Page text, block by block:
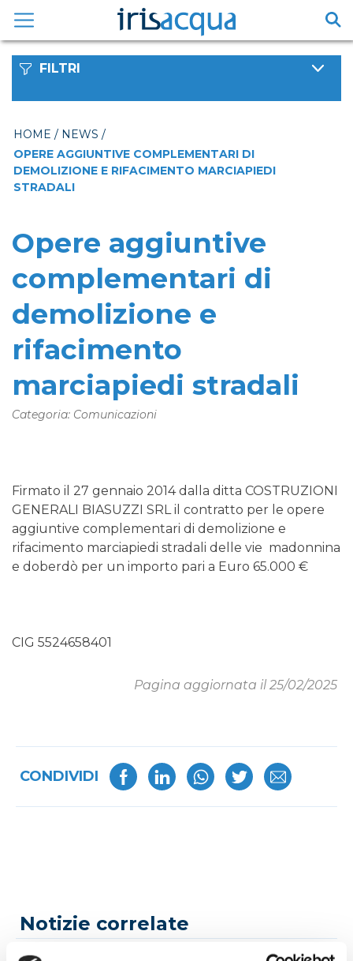
contenuto
FILTRI
HOME / NEWS /
OPERE AGGIUNTIVE COMPLEMENTARI DI
DEMOLIZIONE E RIFACIMENTO MARCIAPIEDI
STRADALI
Opere aggiuntive
complementari di
demolizione e
rifacimento
marciapiedi stradali
Categoria: Comunicazioni
Firmato il 27 gennaio 2014 dalla ditta COSTRUZIONI
GENERALI BIASUZZI SRL il contratto per le opere
aggiuntive complementari di demolizione e
rifacimento marciapiedi stradali delle vie madonnina
e doberdò per un importo pari a Euro 65.000 €
CIG 5524658401
Pagina aggiornata il 25/02/2025
CONDIVIDI
Notizie correlate